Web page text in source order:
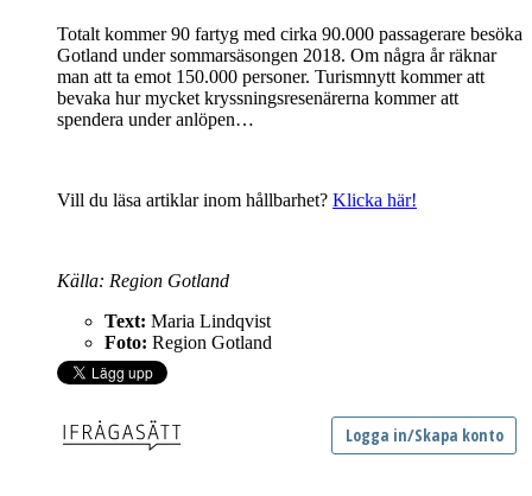
Totalt kommer 90 fartyg med cirka 90.000 passagerare besöka
Gotland under sommarsäsongen 2018. Om några år räknar
man att ta emot 150.000 personer. Turismnytt kommer att
bevaka hur mycket kryssningsresenärerna kommer att
spendera under anlöpen…
Vill du läsa artiklar inom hållbarhet? Klicka här!
Källa: Region Gotland
Text: Maria Lindqvist
Foto: Region Gotland